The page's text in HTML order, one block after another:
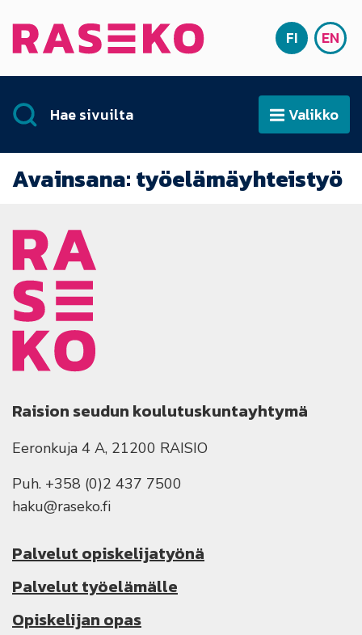
Etusivu SUOMI
FI EN
Hae sivuilta AvaaValikko
Avainsana:työelämäyhteistyö
Raision seudun koulutuskuntayhtymä
Eeronkuja 4 A, 21200 RAISIO
Puh. +358 (0)2 437 7500
haku@raseko.fi
Palvelut opiskelijatyönä
Palvelut työelämälle
Opiskelijan opas